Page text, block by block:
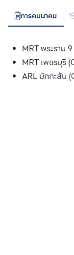
การคมนาคม
MRT พระราม
MRT เพชรบุรี
ARL มักกะสัน